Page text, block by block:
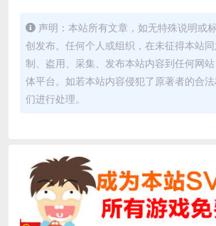
声明：本站所有文章，如无特殊说明或
创发布。任何个人或组织，在未征得本站
制、盗用、采集、发布本站内容到任何网
体平台。如若本站内容侵犯了原著者的合
们进行处理。